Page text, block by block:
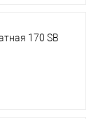
170 SB